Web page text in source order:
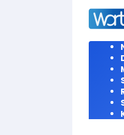
Langsung
konten